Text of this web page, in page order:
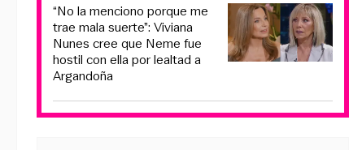
“No la menciono porque me
trae mala suerte”: Viviana
Nunes cree que Neme fue
hostil con ella por lealtad a
Argandoña